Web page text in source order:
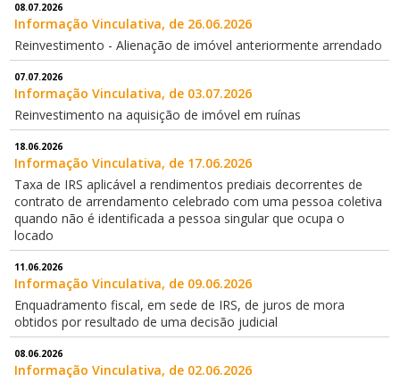
08.07.2026
Informação Vinculativa, de 26.06.2026
Reinvestimento - Alienação de imóvel anteriormente arrendado
07.07.2026
Informação Vinculativa, de 03.07.2026
Reinvestimento na aquisição de imóvel em ruínas
18.06.2026
Informação Vinculativa, de 17.06.2026
Taxa de IRS aplicável a rendimentos prediais decorrentes de
contrato de arrendamento celebrado com uma pessoa coletiva
quando não é identificada a pessoa singular que ocupa o
locado
11.06.2026
Informação Vinculativa, de 09.06.2026
Enquadramento fiscal, em sede de IRS, de juros de mora
obtidos por resultado de uma decisão judicial
08.06.2026
Informação Vinculativa, de 02.06.2026